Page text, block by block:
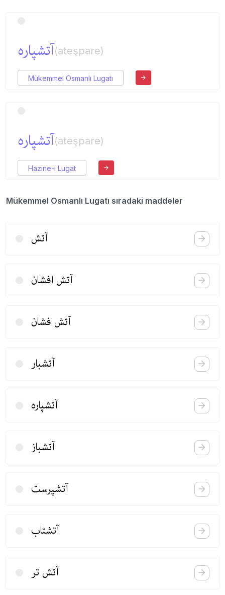
آتشپاره(ateşpare)
Mükemmel Osmanlı Lugatı
آتشپاره(ateşpare)
Hazine-i Lugat
Mükemmel Osmanlı Lugatı sıradaki maddeler
آتش
آتش افشان
آتش فشان
آتشبار
آتشپاره
آتشباز
آتشپرست
آتشتاب
آتش تر